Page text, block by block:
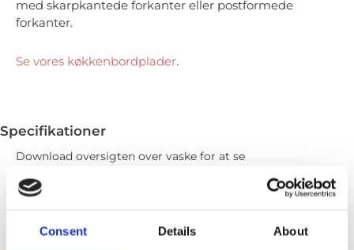
Consent Details About
med skarpkantede forkanter eller postformede
forkanter.
Se vores køkkenbordplader.
Specifikationer
Download oversigten over vaske for at se